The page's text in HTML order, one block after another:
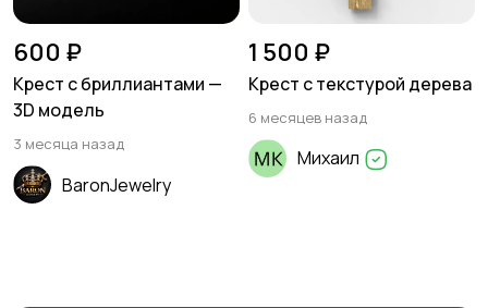
600 ₽
Крест с бриллиантами —
3D модель
3 месяца назад
BaronJewelry
1 500 ₽
Крест с текстурой дерева
6 месяцев назад
Михаил